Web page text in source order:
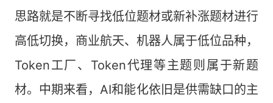
思路就是不断寻找低位题材或新补涨题材进行
高低切换，商业航天、机器人属于低位品种，
Token工厂、Token代理等主题则属于新题
材。中期来看，AI和能化依旧是供需缺口的主